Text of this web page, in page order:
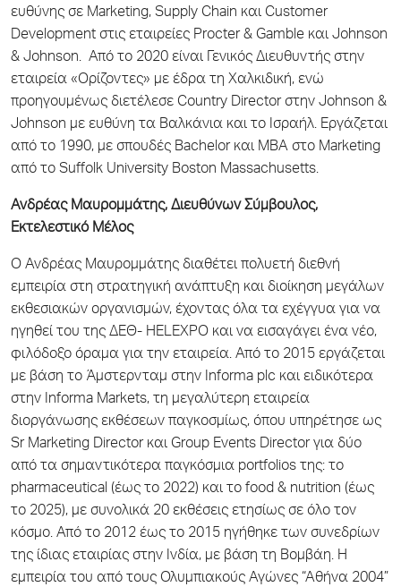
ευθύνης σε Marketing, Supply Chain και Customer
Development στις εταιρείες Procter & Gamble και Johnson
& Johnson. Από το 2020 είναι Γενικός Διευθυντής στην
εταιρεία «Ορίζοντες» με έδρα τη Χαλκιδική, ενώ
προηγουμένως διετέλεσε Country Director στην Johnson &
Johnson με ευθύνη τα Βαλκάνια και το Ισραήλ. Εργάζεται
από το 1990, με σπουδές Bachelor και MBA στο Marketing
από το Suffolk University Boston Massachusetts.
Ανδρέας Μαυρομμάτης, Διευθύνων Σύμβουλος,
Εκτελεστικό Μέλος
Ο Ανδρέας Μαυρομμάτης διαθέτει πολυετή διεθνή
εμπειρία στη στρατηγική ανάπτυξη και διοίκηση μεγάλων
εκθεσιακών οργανισμών, έχοντας όλα τα εχέγγυα για να
ηγηθεί του της ΔΕΘ- HELEXPO και να εισαγάγει ένα νέο,
φιλόδοξο όραμα για την εταιρεία. Από το 2015 εργάζεται
με βάση το Άμστερνταμ στην Informa plc και ειδικότερα
στην Informa Markets, τη μεγαλύτερη εταιρεία
διοργάνωσης εκθέσεων παγκοσμίως, όπου υπηρέτησε ως
Sr Marketing Director και Group Events Director για δύο
από τα σημαντικότερα παγκόσμια portfolios της: το
pharmaceutical (έως το 2022) και το food & nutrition (έως
το 2025), με συνολικά 20 εκθέσεις ετησίως σε όλο τον
κόσμο. Από το 2012 έως το 2015 ηγήθηκε των συνεδρίων
της ίδιας εταιρίας στην Ινδία, με βάση τη Βομβάη. Η
εμπειρία του από τους Ολυμπιακούς Αγώνες “Αθήνα 2004”